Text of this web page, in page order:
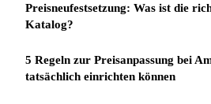
Preisneufestsetzung: Was ist die
Katalog?
5 Regeln zur Preisanpassung bei
tatsächlich einrichten können